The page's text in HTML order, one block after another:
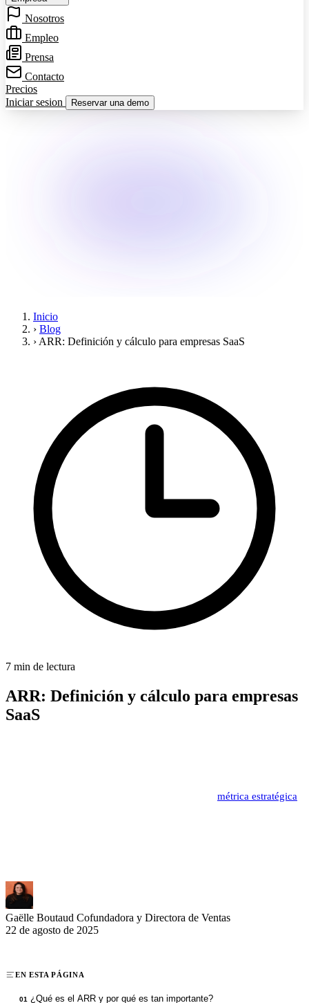
Nosotros
Empleo
Prensa
Contacto
Precios
Iniciar sesion
Reservar una demo
Inicio
› Blog
› ARR: Definición y cálculo para empresas SaaS
7 min de lectura
ARR: Definición y cálculo para empresas
SaaS
métrica estratégica
Gaëlle Boutaud Cofundadora y Directora de Ventas
22 de agosto de 2025
EN ESTA PÁGINA
01 ¿Qué es el ARR y por qué es tan importante?